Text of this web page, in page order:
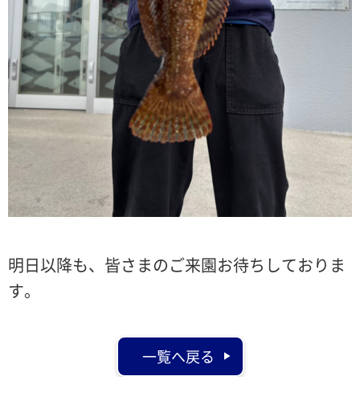
明日以降も、皆さまのご来園お待ちしておりま
す。
一覧へ戻る